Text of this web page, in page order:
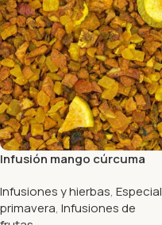
Infusión mango cúrcuma
Infusiones y hierbas, Especial
primavera, Infusiones de